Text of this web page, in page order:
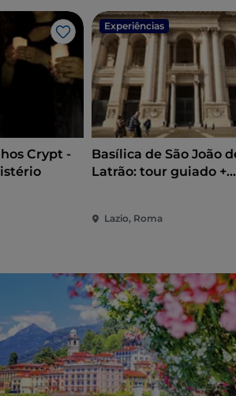
Gosto
Crypt -
Experiências
Basílica de São João
Latrão: tour guiado +
Lazio, Roma